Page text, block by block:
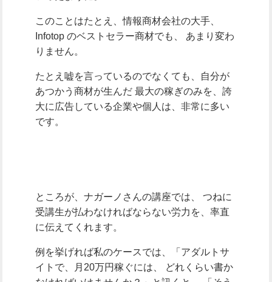
このことはたとえ、情報商材会社の大手、
Infotop のベストセラー商材でも、
あまり変わ
りません。
たとえ嘘を言っているのでなくても、自分が
あつかう商材が生んだ最大の稼ぎのみを、誇
大に広告している企業や個人は、非常に多い
です。
ところが、ナガーノさんの講座では、
つねに
受講生が払わなければならない労力を、率直
に伝えてくれます。
例を挙げれば私のケースでは、「アダルトサ
イトで、月20万円稼ぐには、
どれくらい書か